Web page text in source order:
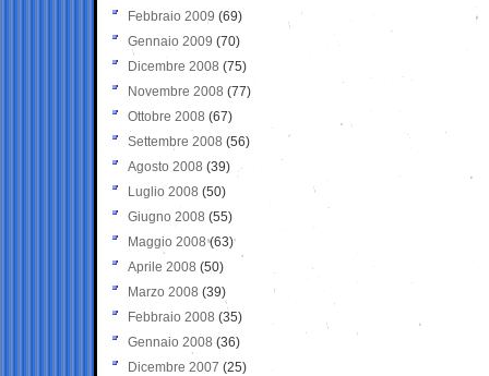
Febbraio 2009 (69)
Gennaio 2009 (70)
Dicembre 2008 (75)
Novembre 2008 (77)
Ottobre 2008 (67)
Settembre 2008 (56)
Agosto 2008 (39)
Luglio 2008 (50)
Giugno 2008 (55)
Maggio 2008(63)
Aprile 2008 (50)
Marzo 2008 (39)
Febbraio 2008 (35)
Gennaio 2008 (36)
Dicembre 2007 (25)